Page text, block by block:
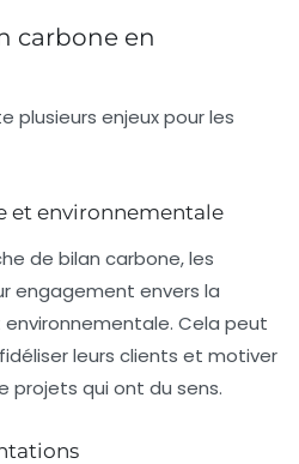
carbone en
plusieurs enjeux pour les
et environnementale
de bilan carbone, les
engagement envers la
Cela peut
leurs clients et motiver
projets qui ont du sens.